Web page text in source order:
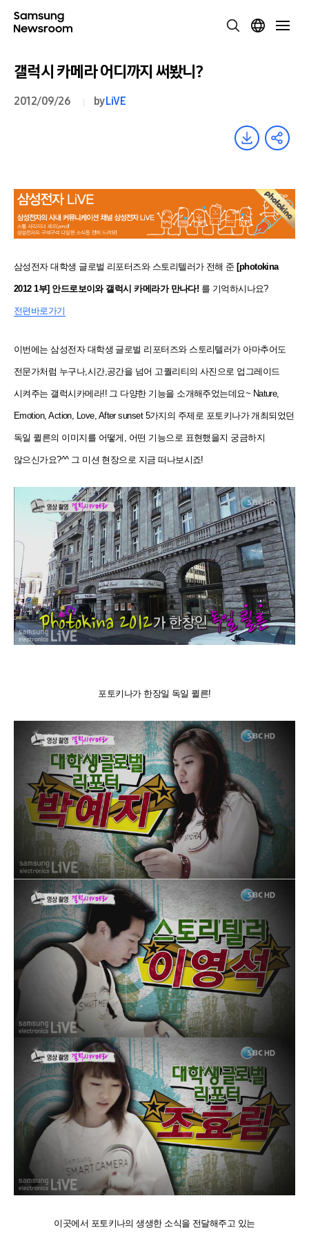
갤럭시 카메라 어디까지 써봤니?
2012/09/26 byLiVE
삼성전자 대학생 글로벌 리포터즈와 스토리텔러가 전해 준 [photokina
2012 1부] 안드로보이와 갤럭시 카메라가 만나다! 를 기억하시나요?
전편바로가기
이번에는 삼성전자 대학생 글로벌 리포터즈와 스토리텔러가 아마추어도
전문가처럼 누구나,시간,공간을 넘어 고퀄리티의 사진으로 업그레이드
시켜주는 갤럭시카메라!!그 다양한 기능을 소개해주었는데요~ Nature,
Emotion, Action, Love, After sunset 5가지의 주제로 포토키나가 개최되었던
독일 퀼른의 이미지를 어떻게, 어떤 기능으로 표현했을지 궁금하지
않으신가요?^^ 그 미션 현장으로 지금 떠나보시죠!
포토키나가 한장일 독일 퀼른!
이곳에서 포토키나의 생생한 소식을 전달해주고 있는